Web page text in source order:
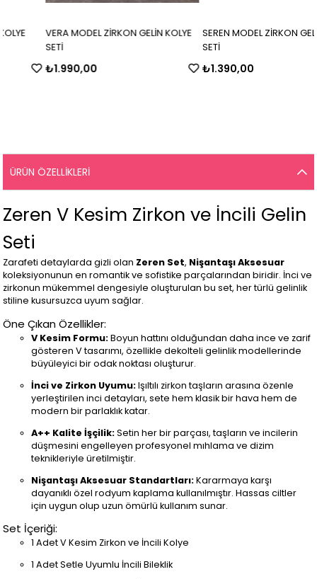
VERA MODEL ZİRKON GELİN KOLYE
₺1.990,00
SEREN MODEL ZİRKON GELİN KOLYE
₺1.390,00
ÜRÜN ÖZELLIKLERI
Zeren V Kesim Zirkon ve İncili Gelin
Seti
Zarafeti detaylarda gizli olan Zeren Set, Nişantaşı Aksesuar
koleksiyonunun en romantik ve sofistike parçalarından biridir. İnci ve
zirkonun mükemmel dengesiyle oluşturulan bu set, her türlü gelinlik
stiline kusursuzca uyum sağlar.
Öne Çıkan Özellikler:
V Kesim Formu:Boyun hattını olduğundan daha ince ve zarif
gösteren V tasarımı, özellikle dekolteli gelinlik modellerinde
büyüleyici bir odak noktası oluşturur.
İnci ve Zirkon Uyumu:Işıltılı zirkon taşların arasına özenle
yerleştirilen inci detayları, sete hem klasik bir hava hem de
modern bir parlaklık katar.
A++ Kalite İşçilik:Setin her bir parçası, taşların ve incilerin
düşmesini engelleyen profesyonel mıhlama ve dizim
teknikleriyle üretilmiştir.
Nişantaşı Aksesuar Standartları:Kararmaya karşı
dayanıklı özel rodyum kaplama kullanılmıştır. Hassas ciltler
için uygun olup uzun ömürlü kullanım sunar.
Set İçeriği:
1 Adet V Kesim Zirkon ve İncili Kolye
1 Adet Setle Uyumlu İncili Bileklik